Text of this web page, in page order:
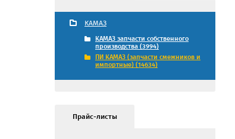
КАМАЗ
КАМАЗ запчасти собственного
производства (3994)
ПИ КАМАЗ (запчасти смежников и
импортные) (14634)
Прайс-листы